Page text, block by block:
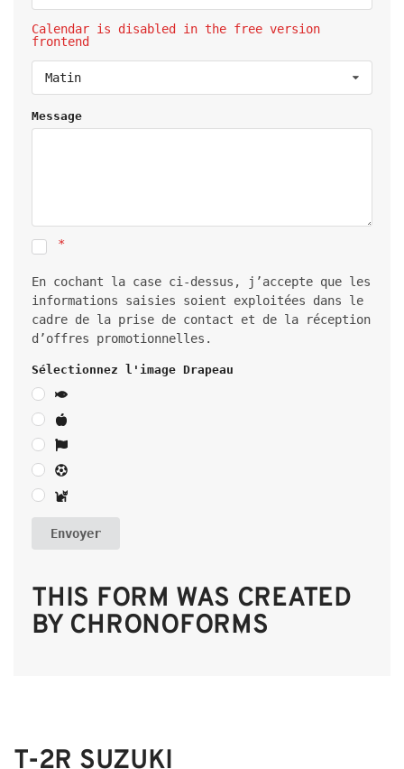
Calendar is disabled in the free version
frontend
Matin
Message
En cochant la case ci-dessus, j’accepte que les
informations saisies soient exploitées dans le
cadre de la prise de contact et de la réception
d’offres promotionnelles.
Sélectionnez l'image Drapeau
Envoyer
THIS FORM WAS CREATED
BY CHRONOFORMS
T-2R SUZUKI